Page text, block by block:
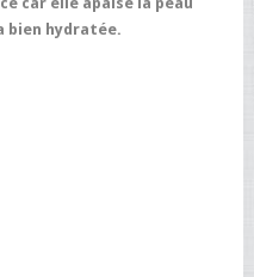
bien hydratée.